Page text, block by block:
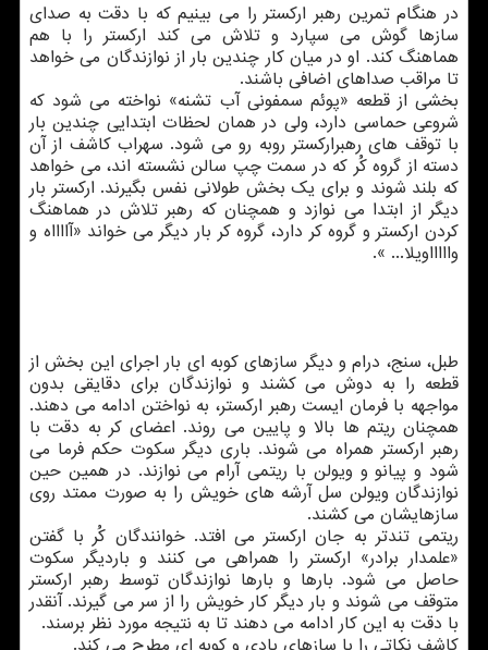
در هنگام تمرین رهبر اركستر را می بینیم كه با دقت به صدای
سازها گوش می سپارد و تلاش می كند اركستر را با هم
هماهنگ كند. او در میان كار چندین بار از نوازندگان می خواهد
تا مراقب صداهای اضافی باشند.
بخشی از قطعه «پوئم سمفونی آب تشنه» نواخته می شود كه
شروعی حماسی دارد، ولی در همان لحظات ابتدایی چندین بار
با توقف های رهبراركستر روبه رو می شود. سهراب كاشف از آن
دسته از گروه كُر كه در سمت چپ سالن نشسته اند، می خواهد
كه بلند شوند و برای یك بخش طولانی نفس بگیرند. اركستر بار
دیگر از ابتدا می نوازد و همچنان كه رهبر تلاش در هماهنگ
كردن اركستر و گروه كر دارد، گروه كر بار دیگر می خواند «آااااه و
واااااویلا... ».
طبل، سنج، درام و دیگر سازهای كوبه ای بار اجرای این بخش از
قطعه را به دوش می كشند و نوازندگان برای دقایقی بدون
مواجهه با فرمان ایست رهبر اركستر، به نواختن ادامه می دهند.
همچنان ریتم ها بالا و پایین می روند. اعضای كر به دقت با
رهبر اركستر همراه می شوند. باری دیگر سكوت حكم فرما می
شود و پیانو و ویولن با ریتمی آرام می نوازند. در همین حین
نوازندگان ویولن سل آرشه های خویش را به صورت ممتد روی
سازهایشان می كشند.
ریتمی تندتر به جان اركستر می افتد. خوانندگان كُر با گفتن
«علمدار برادر» اركستر را همراهی می كنند و باردیگر سكوت
حاصل می شود. بارها و بارها نوازندگان توسط رهبر اركستر
متوقف می شوند و بار دیگر كار خویش را از سر می گیرند. آنقدر
با دقت به این كار ادامه می دهند تا به نتیجه مورد نظر برسند.